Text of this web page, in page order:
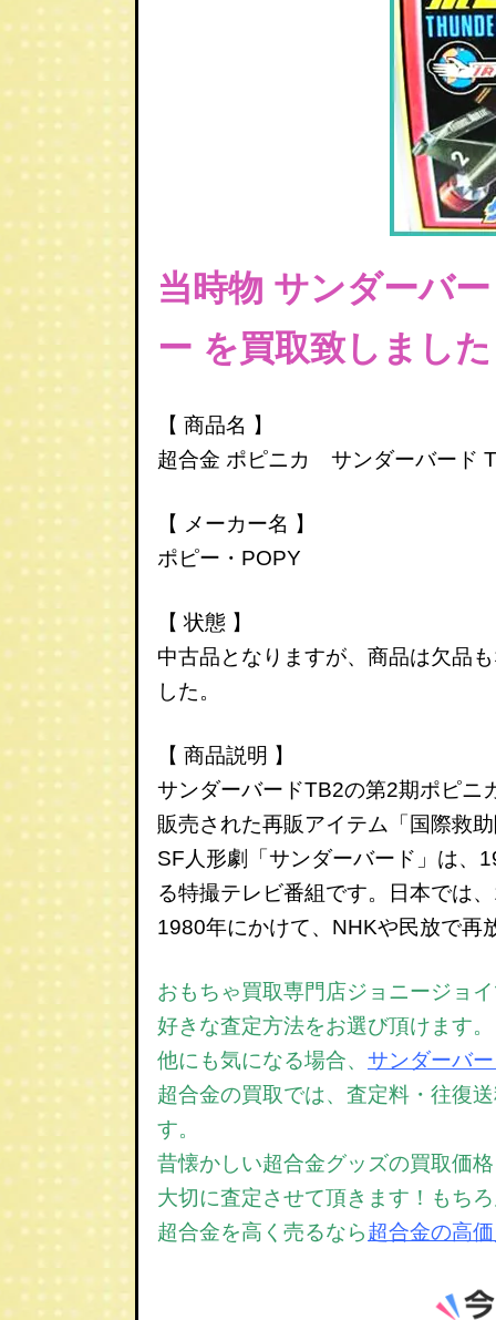
当時物 サンダーバ
ー を買取致しまし
【 商品名 】
超合金 ポピニカ サンダーバード
【 メーカー名 】
ポピー・POPY
【 状態 】
中古品となりますが、商品は欠品
した。
【 商品説明 】
サンダーバードTB2の第2期ポピニ
販売された再販アイテム「国際救
SF人形劇「サンダーバード」は、
る特撮テレビ番組です。日本では
1980年にかけて、NHKや民放で再
おもちゃ買取専門店ジョニージョ
好きな査定方法をお選び頂けます。
他にも気になる場合、 サンダーバ
超合金の買取では、 査定料・往復
す。
昔懐かしい超合金グッズの買取価
大切に査定させて頂きます！もち
超合金を高く売るなら超合金の高